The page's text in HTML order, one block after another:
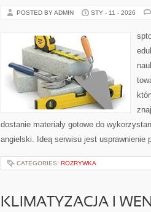
POSTED BY ADMIN STY - 11 - 2026
dostanie materiały gotowe do
angielski. Ideą serwisu jest
CATEGORIES: ROZRYWKA
KLIMATYZACJA I